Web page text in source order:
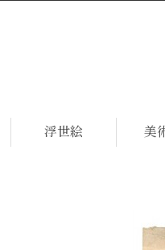
浮世絵 美